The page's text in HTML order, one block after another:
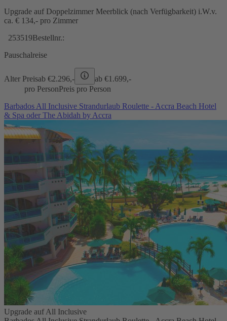
Upgrade auf Doppelzimmer Meerblick (nach Verfügbarkeit) i.W.v.
ca. € 134,- pro Zimmer
253519Bestellnr.:
Pauschalreise
Alter Preisab €2.296,- ab €1.699,-
pro PersonPreis pro Person
Barbados All Inclusive Strandurlaub Roulette - Accra Beach Hotel
& Spa oder The Abidah by Accra
Upgrade auf All Inclusive